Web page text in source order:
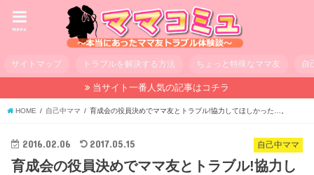
menu
サイトマップ トラブルを解決する方法 ちょっと特殊なママ友 自
当サイト一番人気の記事はコチラ
HOME 自己中ママ 育成会の役員決めでママ友とトラブル!協力してほしかった…。
自己中ママ
2016.02.06 2017.05.15
育成会の役員決めでママ友とトラブル!協力し